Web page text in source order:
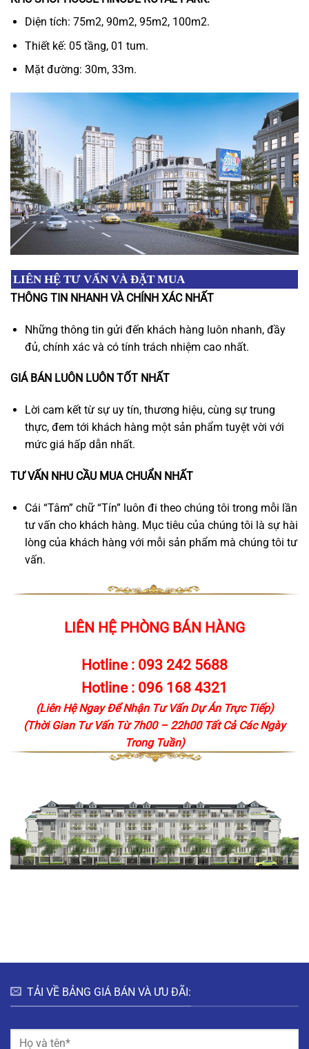
Diện tích: 75m2, 90m2, 95m2, 100m2.
Thiết kế: 05 tầng, 01 tum.
Mặt đường: 30m, 33m.
LIÊN HỆ TƯ VẤN VÀ ĐẶT MUA
THÔNG TIN NHANH VÀ CHÍNH XÁC NHẤT
Những thông tin gửi đến khách hàng luôn nhanh, đầy
đủ, chính xác và có tính trách nhiệm cao nhất.
GIÁ BÁN LUÔN LUÔN TỐT NHẤT
Lời cam kết từ sự uy tín, thương hiệu, cùng sự trung
thực, đem tới khách hàng một sản phẩm tuyệt vời với
mức giá hấp dẫn nhất.
TƯ VẤN NHU CẦU MUA CHUẨN NHẤT
Cái “Tâm” chữ “Tín” luôn đi theo chúng tôi trong mỗi lần
tư vấn cho khách hàng. Mục tiêu của chúng tôi là sự hài
lòng của khách hàng với mỗi sản phẩm mà chúng tôi tư
vấn.
LIÊN HỆ PHÒNG BÁN HÀNG
Hotline : 093 242 5688
Hotline : 096 168 4321
(Liên Hệ Ngay Để Nhận Tư Vấn Dự Án Trực Tiếp)
(Thời Gian Tư Vấn Từ 7h00 – 22h00 Tất Cả Các Ngày
Trong Tuần)
TẢI VỀ BẢNG GIÁ BÁN VÀ ƯU ĐÃI: